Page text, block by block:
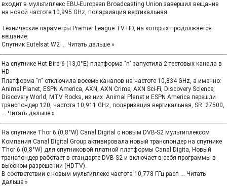
входит в мультиплекс EBU-European Broadcasting Union завершил вещание
на новой частоте 10,995 GHz, полярзиация вертикальная.
Технические параметры Premier League TV HD, на которых продолжается
вещание:
Спутник Eutelsat W2 ... Читать дальше »
На спутнике Hot Bird 6 (13,0°E) платформа "n" запустила 2 тестовых канала в
HD
Платформа "n" отключила восемь каналов на частоте 10,834 GHz, а именно:
Animal Planet, ESPN America, AXN, AXN Crime, AXN Sci-Fi, Discovery Science,
Discovery World, MTV Rocks, из них Animal Planet и ESPN America перешли
транспондер 120, частота 10,911 GHz, поляризация вертикальная, SR: 27500,
... Читать дальше »
На спутнике Thor 6 (0,8°W) Canal Digital с новым DVB-S2 мультиплексом
Компания Canal Digital Group активировала новый транспондер на спутнике
Thor 6 (0,8°W) для спутниковой платной платформы Canal Digita, Новый
транспондер работает в стандарте DVB-S2 и включает в себя программы в
высоком разрешении (HDTV).
В соответствии с новым мультиплекс частота 10,778 ГГц расп ... Читать
дальше »